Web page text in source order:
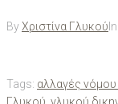
ByΧριστίνα Γλυκού In
Tags: αλλαγές